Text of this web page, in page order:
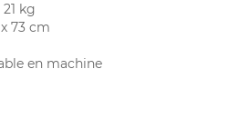
kg
73 cm
en machine